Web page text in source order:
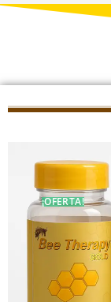
¡OFERTA!